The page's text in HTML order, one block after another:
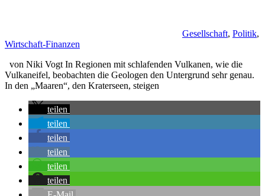
Gesellschaft, Politik,
Wirtschaft-Finanzen
von Niki Vogt In Regionen mit schlafenden Vulkanen, wie die
Vulkaneifel, beobachten die Geologen den Untergrund sehr genau.
In den „Maaren“, den Kraterseen, steigen
teilen
teilen
teilen
teilen
teilen
teilen